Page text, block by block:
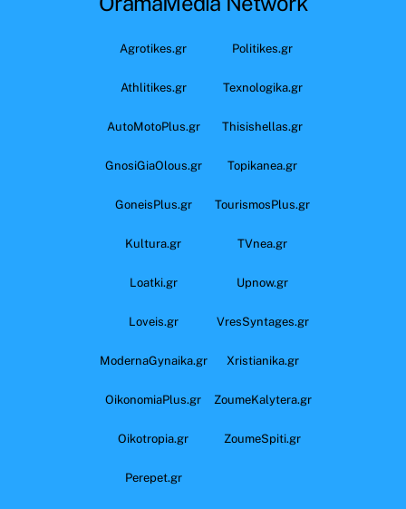
Agrotikes.gr Politikes.gr
Athlitikes.gr Texnologika.gr
AutoMotoPlus.gr Thisishellas.gr
GnosiGiaOlous.gr Topikanea.gr
GoneisPlus.gr TourismosPlus.gr
Kultura.gr TVnea.gr
Loatki.gr Upnow.gr
Loveis.gr VresSyntages.gr
ModernaGynaika.gr Xristianika.gr
OikonomiaPlus.gr ZoumeKalytera.gr
Oikotropia.gr ZoumeSpiti.gr
Perepet.gr